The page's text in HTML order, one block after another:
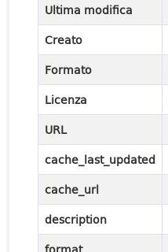
Ultima modifica
Creato
Formato
Licenza
URL
cache_last_updated
cache_url
description